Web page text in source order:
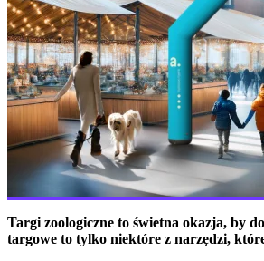
Targi zoologiczne to świetna okazja, by
targowe to tylko niektóre z narzędzi,